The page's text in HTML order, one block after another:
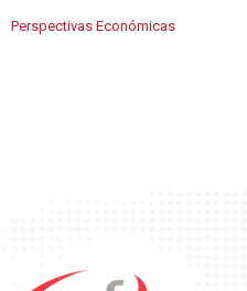
Perspectivas Económicas